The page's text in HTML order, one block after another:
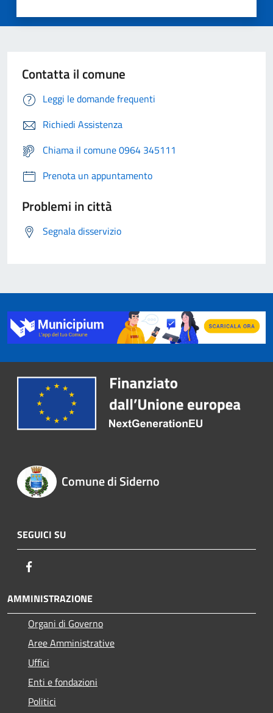
Contatta il comune
Leggi le domande frequenti
Richiedi Assistenza
Chiama il comune 0964 345111
Prenota un appuntamento
Problemi in città
Segnala disservizio
Comune di Siderno
SEGUICI SU
AMMINISTRAZIONE
Organi di Governo
Aree Amministrative
Uffici
Enti e fondazioni
Politici